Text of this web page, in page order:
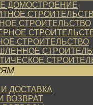
ДОМОСТРОЕНИЕ
СТРОИТЕЛЬСТВО
СТРОИТЕЛЬСТВО
ДОСТАВКА
ВОЗВРАТ